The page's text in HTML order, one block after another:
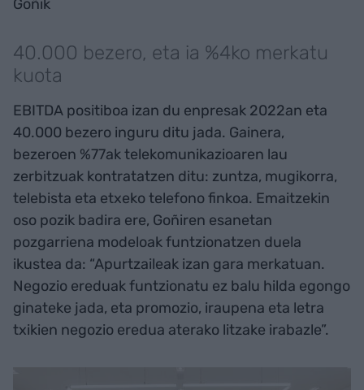
Goñik
40.000 bezero, eta ia %4ko merkatu
kuota
EBITDA positiboa izan du enpresak 2022an eta
40.000 bezero inguru ditu jada. Gainera,
bezeroen %77ak telekomunikazioaren lau
zerbitzuak kontratatzen ditu: zuntza, mugikorra,
telebista eta etxeko telefono finkoa. Emaitzekin
oso pozik badira ere, Goñiren esanetan
pozgarriena modeloak funtzionatzen duela
ikustea da: “Apurtzaileak izan gara merkatuan.
Negozio ereduak funtzionatu ez balu hilda egongo
ginateke jada, eta promozio, iraupena eta letra
txikien negozio eredua aterako litzake irabazle”.